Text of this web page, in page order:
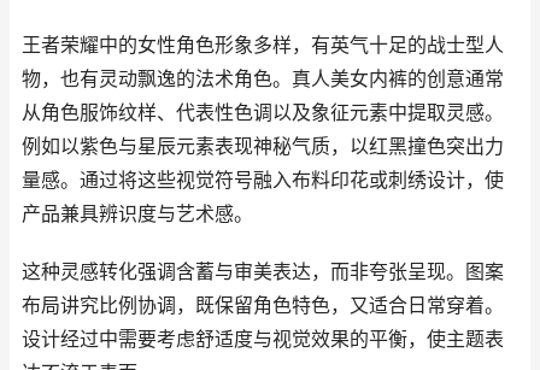
王者荣耀中的女性角色形象多样，有英气十足的战士型人
物，也有灵动飘逸的法术角色。真人美女内裤的创意通常
从角色服饰纹样、代表性色调以及象征元素中提取灵感。
例如以紫色与星辰元素表现神秘气质，以红黑撞色突出力
量感。通过将这些视觉符号融入布料印花或刺绣设计，使
产品兼具辨识度与艺术感。
这种灵感转化强调含蓄与审美表达，而非夸张呈现。图案
布局讲究比例协调，既保留角色特色，又适合日常穿着。
设计经过中需要考虑舒适度与视觉效果的平衡，使主题表